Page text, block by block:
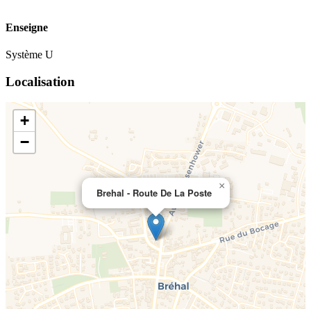
Enseigne
Système U
Localisation
Brehal - Route De La Poste
×
+
−